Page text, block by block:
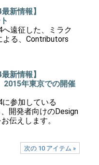
新情報】
遠征した、ミラク
よる、Contributors
新情報】
年東京での開催
参加している
開発者向けのDesign
伝えします。
次の 10 アイテム »